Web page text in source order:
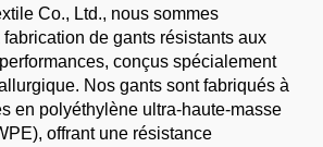
Co., Ltd., nous sommes
de gants résistants aux
conçus spécialement
Nos gants sont fabriqués à
en polyéthylène ultra-haute-masse
offrant une résistance